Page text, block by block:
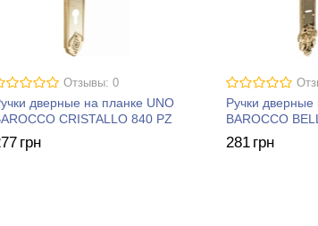
Отзывы: 0
дверные на планке UNO
CRISTALLO 840 PZ
грн
Ручки дверные
BAROCCO
281 грн